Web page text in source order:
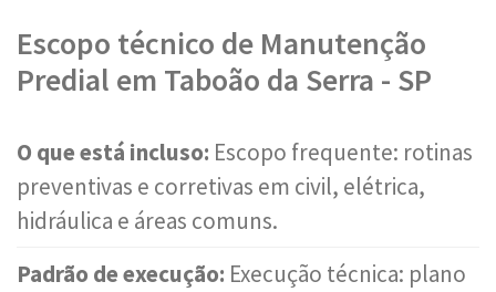
Escopo técnico de Manutenção
Predial em Taboão da Serra - SP
O que está incluso: Escopo frequente: rotinas
preventivas e corretivas em civil, elétrica,
hidráulica e áreas comuns.
Padrão de execução: Execução técnica: plano